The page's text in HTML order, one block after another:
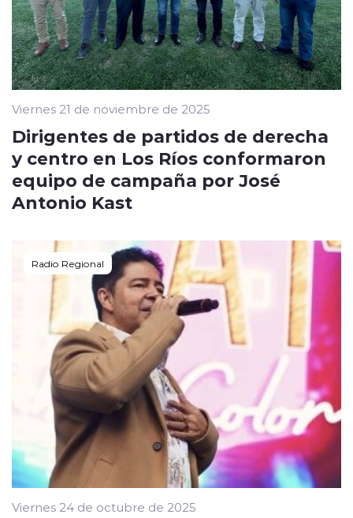
Viernes 21 de noviembre de 2025
Dirigentes de partidos de derecha
y centro en Los Ríos conformaron
equipo de campaña por José
Antonio Kast
Radio Regional
Viernes 24 de octubre de 2025